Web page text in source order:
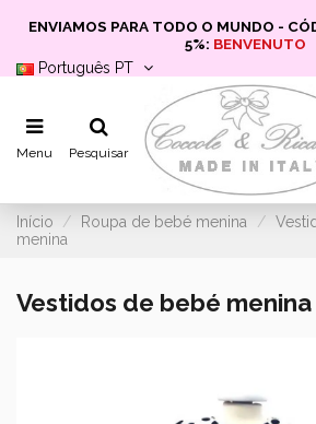
ENVIAMOS PARA TODO O MUNDO -
5%: BENVENUTO
Português PT
Menu Pesquisar
Início Roupa de bebé menina
menina
Vestidos de bebé menina